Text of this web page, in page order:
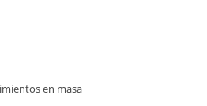
en masa